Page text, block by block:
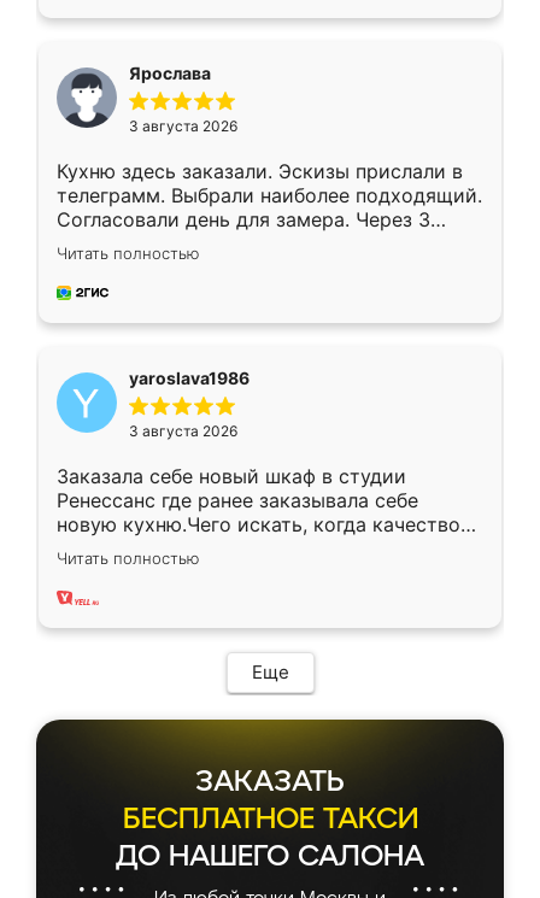
Ярослава
3 августа 2026
Кухню здесь заказали. Эскизы прислали в
телеграмм. Выбрали наиболее подходящий.
Согласовали день для замера. Через 3
недели кухня была уже готова. Остались
довольны работой. Спасибо Ренессанс
мебель за качественную работу!
Читать полностью
yaroslava1986
3 августа 2026
Заказала себе новый шкаф в студии
Ренессанс где ранее заказывала себе
новую кухню.Чего искать, когда качеством
вполне довольна. Служит кухня уже почти
два года, нареканий нет.
Читать полностью
Еще
ЗАКАЗАТЬ
БЕСПЛАТНОЕ ТАКСИ
ДО НАШЕГО САЛОНА